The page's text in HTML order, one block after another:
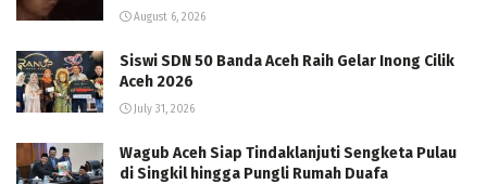
August 6, 2026
Siswi SDN 50 Banda Aceh Raih Gelar Inong Cilik
Aceh 2026
July 31, 2026
Wagub Aceh Siap Tindaklanjuti Sengketa Pulau
di Singkil hingga Pungli Rumah Duafa